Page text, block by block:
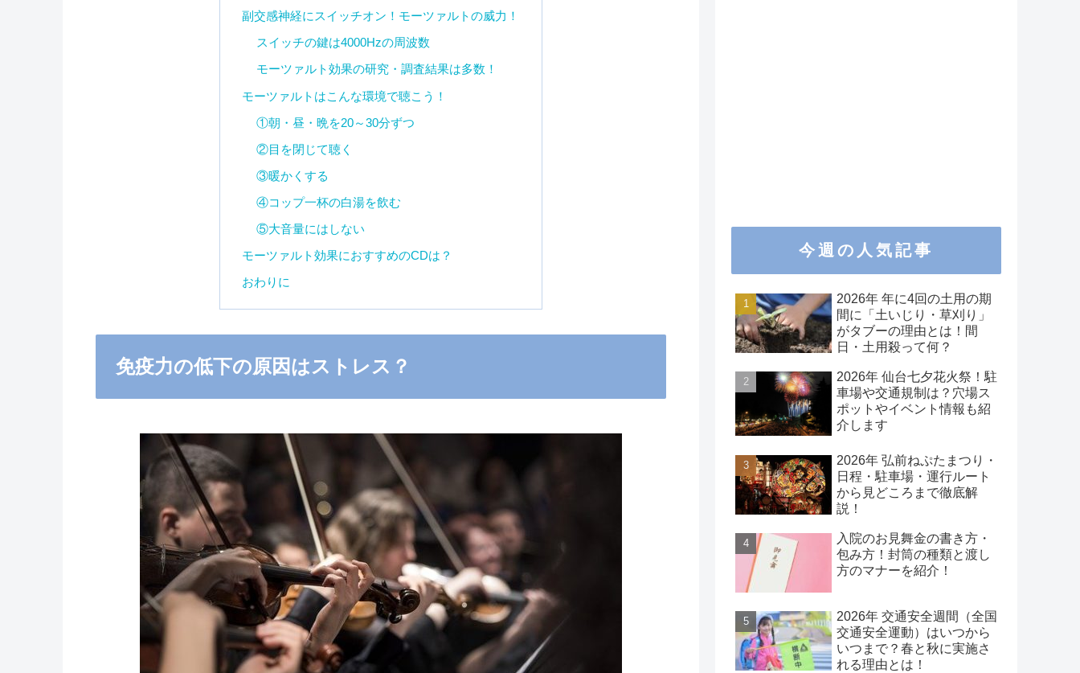
副交感神経にスイッチオン！モーツァルトの威力！
スイッチの鍵は4000Hzの周波数
モーツァルト効果の研究・調査結果は多数！
モーツァルトはこんな環境で聴こう！
①朝・昼・晩を20～30分ずつ
②目を閉じて聴く
③暖かくする
④コップ一杯の白湯を飲む
⑤大音量にはしない
モーツァルト効果におすすめのCDは？
おわりに
免疫力の低下の原因はストレス？
今週の人気記事
2026年 年に4回の土用の期
間に「土いじり・草刈り」
がタブーの理由とは！間
日・土用殺って何？
2026年 仙台七夕花火祭！駐
車場や交通規制は？穴場ス
ポットやイベント情報も紹
介します
2026年 弘前ねぷたまつり・
日程・駐車場・運行ルート
から見どころまで徹底解
説！
入院のお見舞金の書き方・
包み方！封筒の種類と渡し
方のマナーを紹介！
2026年 交通安全週間（全国
交通安全運動）はいつから
いつまで？春と秋に実施さ
れる理由とは！